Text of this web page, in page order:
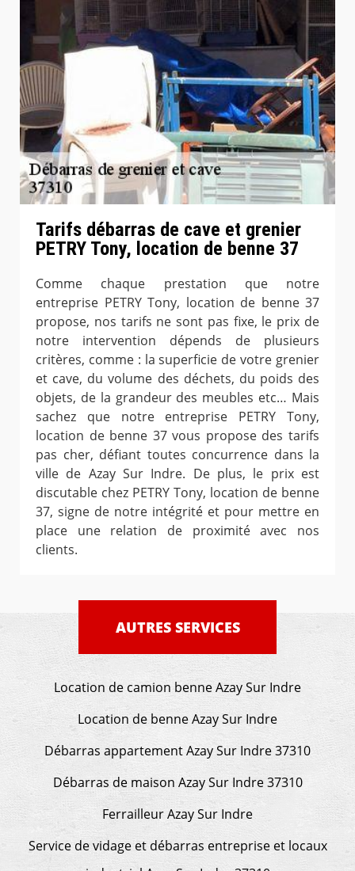
Tarifs débarras de cave et grenier
PETRY Tony, location de benne 37
Comme chaque prestation que notre
entreprise PETRY Tony, location de benne 37
propose, nos tarifs ne sont pas fixe, le prix de
notre intervention dépends de plusieurs
critères, comme : la superficie de votre grenier
et cave, du volume des déchets, du poids des
objets, de la grandeur des meubles etc… Mais
sachez que notre entreprise PETRY Tony,
location de benne 37 vous propose des tarifs
pas cher, défiant toutes concurrence dans la
ville de Azay Sur Indre. De plus, le prix est
discutable chez PETRY Tony, location de benne
37, signe de notre intégrité et pour mettre en
place une relation de proximité avec nos
clients.
AUTRES SERVICES
Location de camion benne Azay Sur Indre
Location de benne Azay Sur Indre
Débarras appartement Azay Sur Indre 37310
Débarras de maison Azay Sur Indre 37310
Ferrailleur Azay Sur Indre
Service de vidage et débarras entreprise et locaux